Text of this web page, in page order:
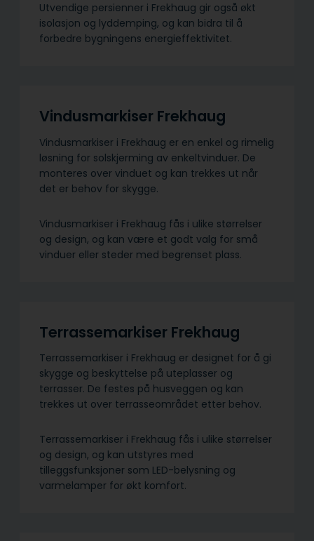
Utvendige persienner i Frekhaug gir også økt
isolasjon og lyddemping, og kan bidra til å
forbedre bygningens energieffektivitet.
Vindusmarkiser Frekhaug
Vindusmarkiser i Frekhaug er en enkel og rimelig
løsning for solskjerming av enkeltvinduer. De
monteres over vinduet og kan trekkes ut når
det er behov for skygge.
Vindusmarkiser i Frekhaug fås i ulike størrelser
og design, og kan være et godt valg for små
vinduer eller steder med begrenset plass.
Terrassemarkiser Frekhaug
Terrassemarkiser i Frekhaug er designet for å gi
skygge og beskyttelse på uteplasser og
terrasser. De festes på husveggen og kan
trekkes ut over terrasseområdet etter behov.
Terrassemarkiser i Frekhaug fås i ulike størrelser
og design, og kan utstyres med
tilleggsfunksjoner som LED-belysning og
varmelamper for økt komfort.